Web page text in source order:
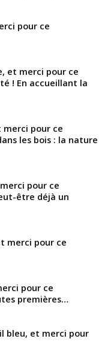
pour ce
et merci pour ce
! En accueillant la
merci pour ce
les bois : la nature
pour ce
être déjà un
merci pour ce
pour ce
premières…
bleu, et merci pour